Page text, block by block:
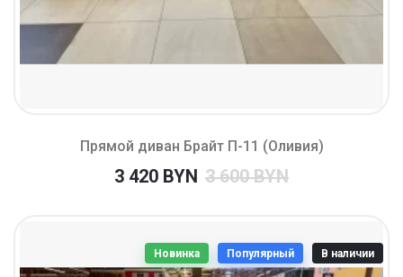
Прямой диван Брайт П-11 (Оливия)
3 420 BYN 3 600 BYN
Новинка Популярный В наличии